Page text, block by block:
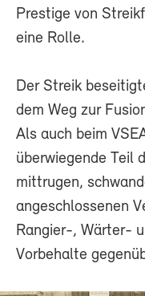
Prestige von
eine Rolle.
Der Streik
dem Weg zur
Als auch beim
überwiegende Teil
mittrugen,
angeschlossenen
Rangier-, Wärter-
Vorbehalte